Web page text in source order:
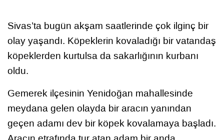
Sivas’ta bugün akşam saatlerinde çok ilginç bir
olay yaşandı. Köpeklerin kovaladığı bir vatandaş
köpeklerden kurtulsa da sakarlığının kurbanı
oldu.
Gemerek ilçesinin Yenidoğan mahallesinde
meydana gelen olayda bir aracın yanından
geçen adamı dev bir köpek kovalamaya başladı.